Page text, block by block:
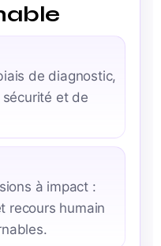
de diagnostic,
et de
à impact :
recours humain